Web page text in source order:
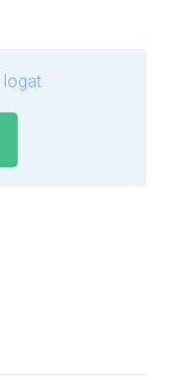
logat